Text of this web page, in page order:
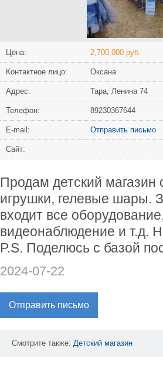
Цена: 2,700,000 руб.
Контактное лицо: Оксана
Адрес: Тара, Ленина 74
Телефон: 89230367644
Е-mail: Отправить письмо
Сайт:
Продам детский магазин
игрушки, гелевые шары.
входит все
видеонаблюдение и т.д.
P.S. Поделюсь с базой
2024-07-22
Отправить письмо
Смотрите также: Детский магазин